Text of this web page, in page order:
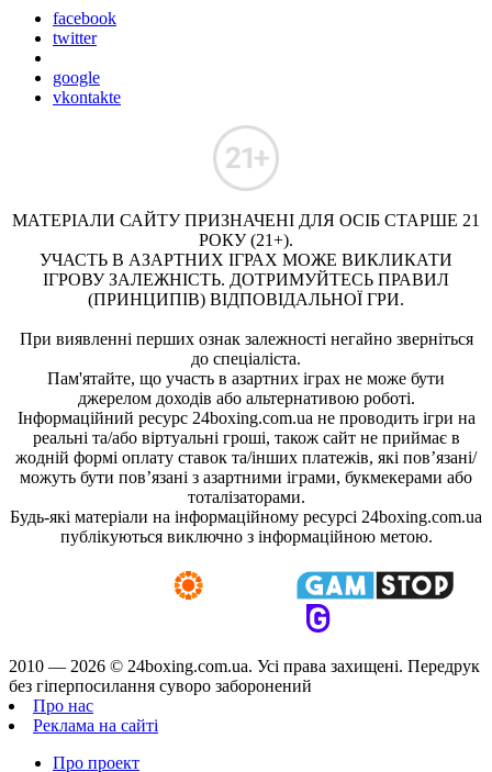
facebook
twitter
google
vkontakte
МАТЕРІАЛИ САЙТУ ПРИЗНАЧЕНІ ДЛЯ ОСІБ СТАРШЕ 21
РОКУ (21+).
УЧАСТЬ В АЗАРТНИХ ІГРАХ МОЖЕ ВИКЛИКАТИ
ІГРОВУ ЗАЛЕЖНІСТЬ. ДОТРИМУЙТЕСЬ ПРАВИЛ
(ПРИНЦИПІВ) ВІДПОВІДАЛЬНОЇ ГРИ.
При виявленні перших ознак залежності негайно зверніться
до спеціаліста.
Пам'ятайте, що участь в азартних іграх не може бути
джерелом доходів або альтернативою роботі.
Інформаційний ресурс 24boxing.com.ua не проводить ігри на
реальні та/або віртуальні гроші, також сайт не приймає в
жодній формі оплату ставок та/інших платежів, які пов’язані/
можуть бути пов’язані з азартними іграми, букмекерами або
тоталізаторами.
Будь-які матеріали на інформаційному ресурсі 24boxing.com.ua
публікуються виключно з інформаційною метою.
2010 — 2026 © 24boxing.com.ua. Усi права захищенi. Передрук
без гіперпосилання суворо заборонений
Про нас
Реклама на сайті
Про проект